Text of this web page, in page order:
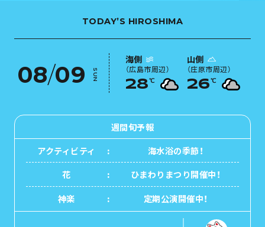
歴史・文化
癒し
自然
山口県東部
弾丸
日帰り
半日
2泊3日
手荷物預かり・配送サービス
HIROSHIMA FREE Wi-Fi
観光案内所
広島県を訪れる外国人旅行者向け情報一
ボランティアガイド
ユニバーサルツーリズム
ガイドブック
広島県の魅力を動画でご紹介！
TODAY’S HIROSHIMA
08/09 SUN
海側
（広島市周辺）
28℃
山側
（庄原市周辺）
26℃
週間旬予報
アクティビティ
海水浴の季節！
花
ひまわりまつり開催中！
神楽
定期公演開催中！